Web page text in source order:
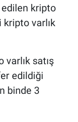
edilen kripto
kripto varlık
satış
edildiği
binde 3